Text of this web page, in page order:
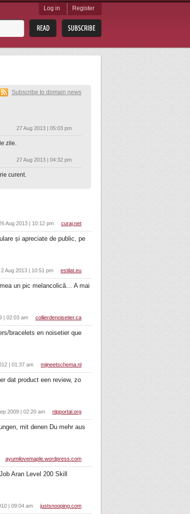
Log in Register
27 Aug 2013 | 05:03 pm
zile.
27 Aug 2013 | 04:32 pm
curent.
Subscribe to domain news
curaj.net
Aug 2013 | 10:12 pm
și apreciate de public, pe
estilat.eu
2 Aug 2013 | 10:51 pm
un pic melancolică… A mai
collierdenoisetier.ca
| 02:03 am
bracelets en noisetier que
mijneetschema.nl
| 01:37 am
dat product een review, zo
nlpportal.org
2009 | 02:20 am
mit denen Du mehr aus
ayumilovemaple.wordpress.com
Aran Level 200 Skill
justsnooping.com
| 09:04 am